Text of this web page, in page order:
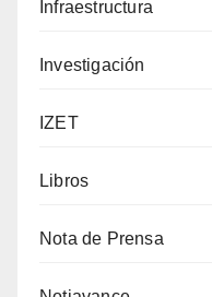
Infraestructura
Investigación
IZET
Libros
Nota de Prensa